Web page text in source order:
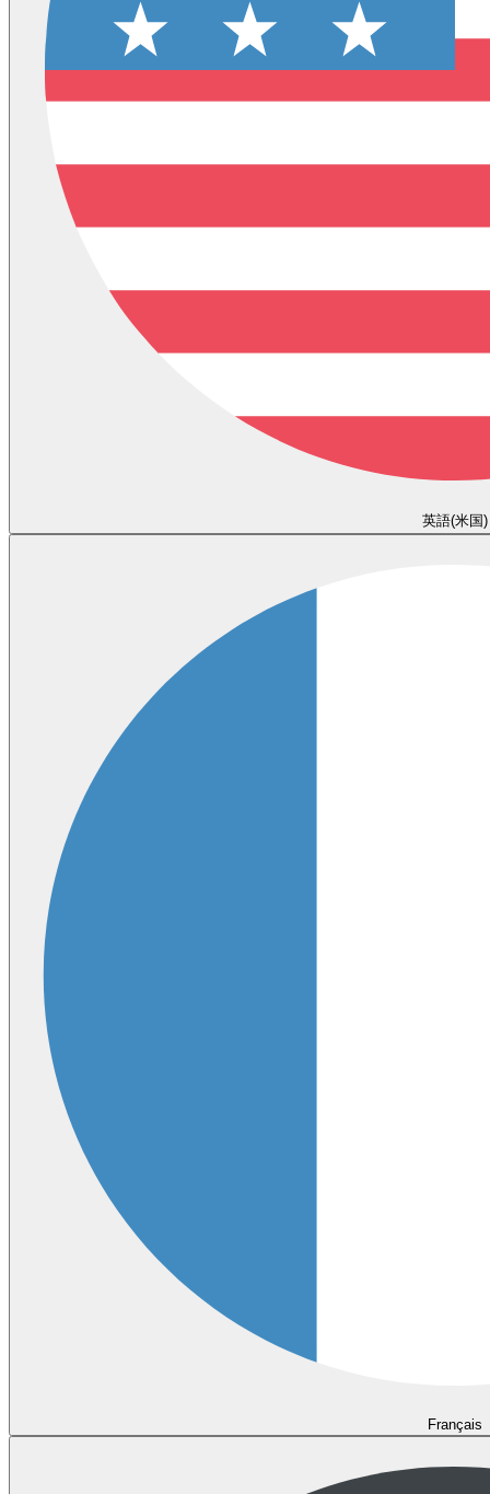
英語(米国)
Français